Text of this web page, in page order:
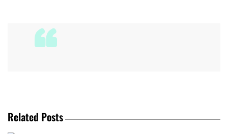
Related Posts